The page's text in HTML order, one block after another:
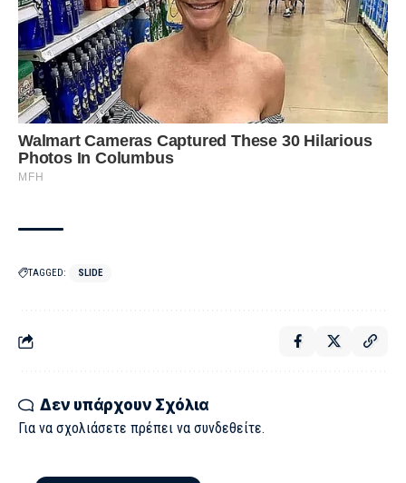
TAGGED: SLIDE
Δεν υπάρχουν Σχόλια
Για να σχολιάσετε πρέπει να συνδεθείτε.